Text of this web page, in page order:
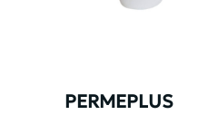
PERMEPLUS